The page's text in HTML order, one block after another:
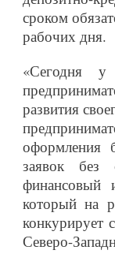
сроком
рабочих дня.
«Сегодня
развития
оформления
заявок без
финансовый
который на
конкурирует
Северо-